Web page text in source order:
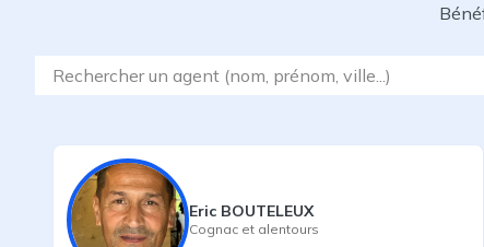
Eric BOUTELEUX
Cognac et alentours